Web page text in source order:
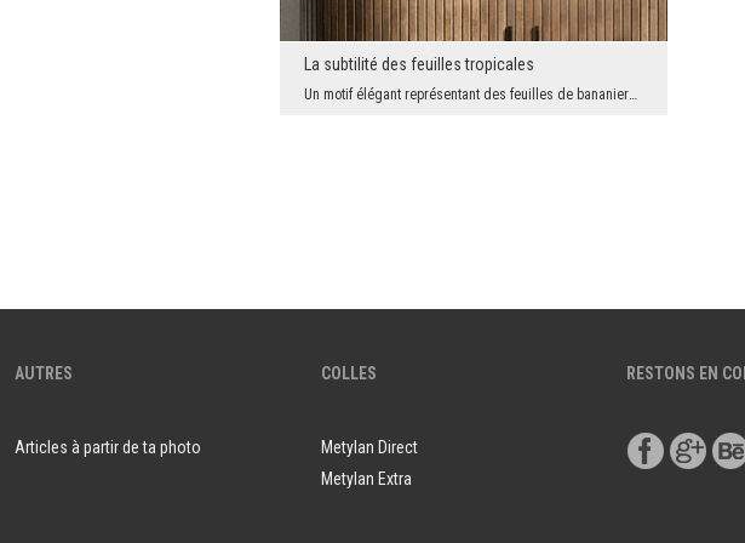
La subtilité des feuilles tropicales
Un motif élégant représentant des feuilles de bananiers tropicaux dans des tons de beige apporte ...
AUTRES
Articles à partir de ta photo
COLLES
Metylan Direct
Metylan Extra
RESTONS EN